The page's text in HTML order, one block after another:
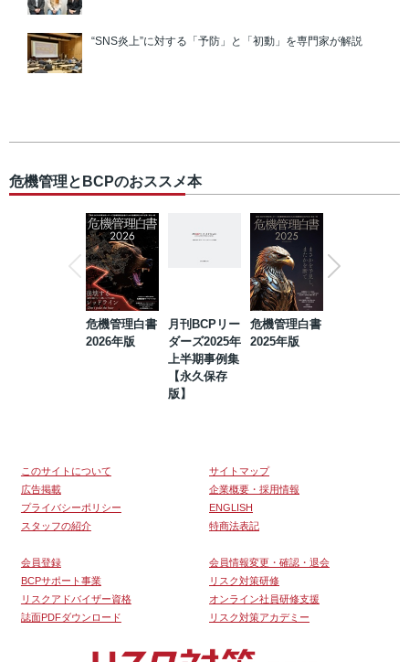
“SNS炎上”に対する「予防」と「初動」を専門家が解説
危機管理とBCPのおススメ本
危機管理白書
2026年版
月刊BCPリー
ダーズ2025年
上半期事例集
【永久保存
版】
危機管理白書
2025年版
このサイトについて
サイトマップ
広告掲載
企業概要・採用情報
プライバシーポリシー
ENGLISH
スタッフの紹介
特商法表記
会員登録
会員情報変更・確認・退会
BCPサポート事業
リスク対策研修
リスクアドバイザー資格
オンライン社員研修支援
誌面PDFダウンロード
リスク対策アカデミー